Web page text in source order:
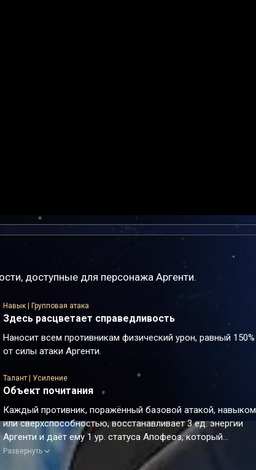
доступные для персонажа Аргенти.
Навык | Групповая атака
Здесь расцветает справедливость
Наносит всем противникам физический урон, равный 150%
от силы атаки Аргенти.
Талант | Усиление
Объект почитания
Каждый противник, поражённый базовой атакой, навыком
или сверхспособностью, восстанавливает 3 ед. энергии
Аргенти и даёт ему 1 ур. статуса Апофеоз, который
повышает его крит. шанс на 3.25%. Этот эффект может
складываться до 10 раз.
Развернуть